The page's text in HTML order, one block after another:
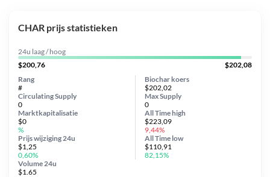
CHAR prijs statistieken
24u laag / hoog
$200,76
$202,08
Biochar koers
$202,02
Circulating Supply
0
Prijs wijziging 24u
$1,25
0,60%
Max Supply
0
Marktkapitalisatie
$0
%
Volume 24u
$1.65
Rang
#
All Timehigh
$223,09
9,44%
All Time low
$110,91
82,15%